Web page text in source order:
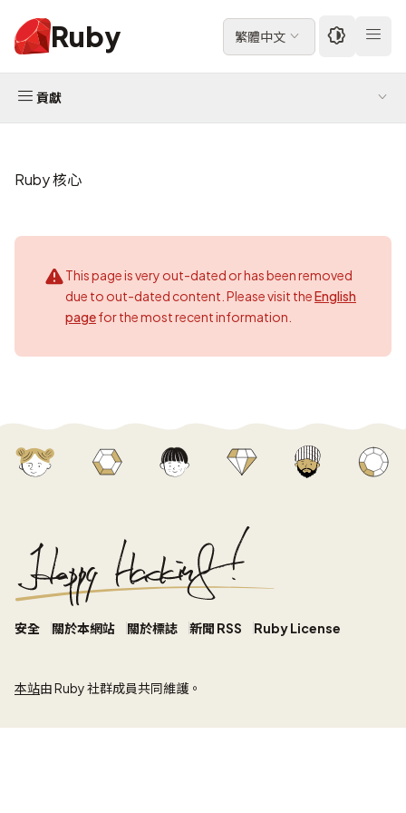
Ruby 繁體中文
貢獻
Ruby 核心
This page is very out-dated or has been removed
due to out-dated content. Please visit theEnglish
pagefor the most recent information.
安全 關於本網站 關於標誌 新聞 RSS Ruby License
本站由 Ruby 社群成員共同維護。